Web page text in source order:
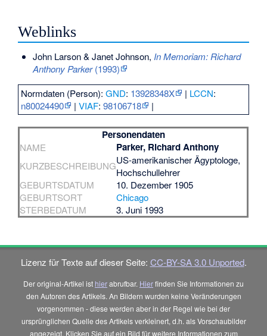
Weblinks
John Larson & Janet Johnson, In Memoriam: Richard
Anthony Parker(1993)
Normdaten (Person):GND: 13928348X | LCCN:
n80024490
|VIAF:98106718 |
Personendaten
NAME Parker, Richard Anthony
KURZBESCHREIBUNGUS-amerikanischer Ägyptologe,
Hochschullehrer
GEBURTSDATUM
10. Dezember 1905
GEBURTSORT
Chicago
STERBEDATUM
3. Juni 1993
Lizenz für Texte auf dieser Seite: CC-BY-SA 3.0 Unported.
Der original-Artikel ist hierabrufbar. Hierfinden Sie Informationen zu
den Autoren des Artikels. An Bildern wurden keine Veränderungen
vorgenommen - diese werden aber in der Regel wie bei der
ursprünglichen Quelle des Artikels verkleinert, d.h. als Vorschaubilder
angezeigt. Klicken Sie auf ein Bild für weitere Informationen zum